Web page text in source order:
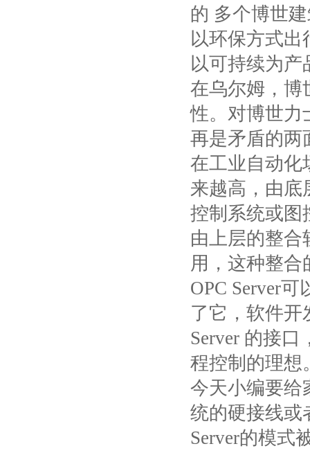
的 多个博世
以环保方式出
以可持续为产
在乌尔姆，博
性。对博世力
再是矛盾的两
在工业自动化
来越高，由底
控制系统或图
由上层的整合
用，这种整合
OPC Server可
了它，软件开
Server 的接口
程控制的理想
今天小编要给
统的硬接线或
Server的模式